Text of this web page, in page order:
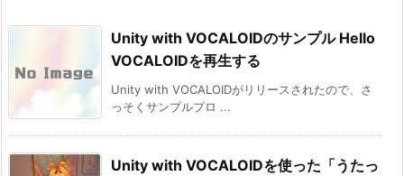
Unity with VOCALOIDのサンプル Hello
VOCALOIDを再生する
Unity with VOCALOIDがリリースされたので、さ
っそくサンプルプロ ...
Unity with VOCALOIDを使った「うたっ